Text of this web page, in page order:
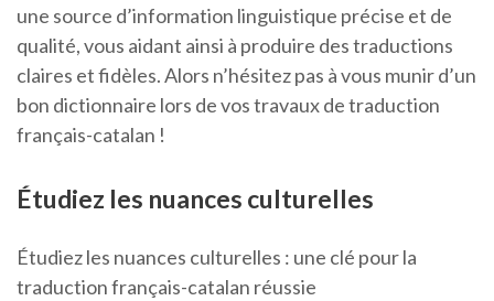
une source d’information linguistique précise et de
qualité, vous aidant ainsi à produire des traductions
claires et fidèles. Alors n’hésitez pas à vous munir d’un
bon dictionnaire lors de vos travaux de traduction
français-catalan !
Étudiez les nuances culturelles
Étudiez les nuances culturelles : une clé pour la
traduction français-catalan réussie